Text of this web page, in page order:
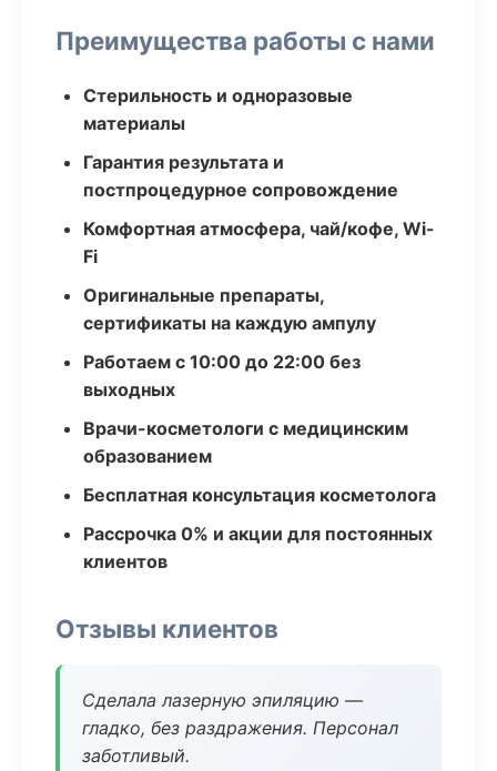
Преимущества работы с нами
Стерильность и одноразовые
материалы
Гарантия результата и
постпроцедурное сопровождение
Комфортная атмосфера, чай/кофе, Wi-
Fi
Оригинальные препараты,
сертификаты на каждую ампулу
Работаем с 10:00 до 22:00 без
выходных
Врачи-косметологи с медицинским
образованием
Бесплатная консультация косметолога
Рассрочка 0% и акции для постоянных
клиентов
Отзывы клиентов
Сделала лазерную эпиляцию —
гладко, без раздражения. Персонал
заботливый.